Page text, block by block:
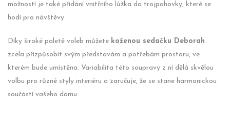
možností je také přidání vnitřního lůžka do trojpohovky, které se
hodí pro návštěvy.
Díky široké paletě voleb můžete koženou sedačku Deborah
zcela přizpůsobit svým představám a potřebám prostoru, ve
kterém bude umístěna. Variabilita této soupravy z ní dělá skvělou
volbu pro různé styly interiéru a zaručuje, že se stane harmonickou
součástí vašeho domu.